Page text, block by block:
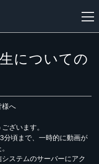
についての
様へ
ざいます。
分頃まで、一時的に動画が
ステムのサーバーにアク